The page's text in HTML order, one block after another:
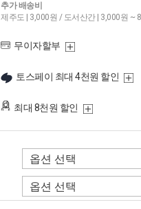
추가 배송비
제주도 | 3,000원 / 도서산간 | 3,000원 ~
무이자할부
토스페이 최대 4천원 할인
최대 8천원 할인